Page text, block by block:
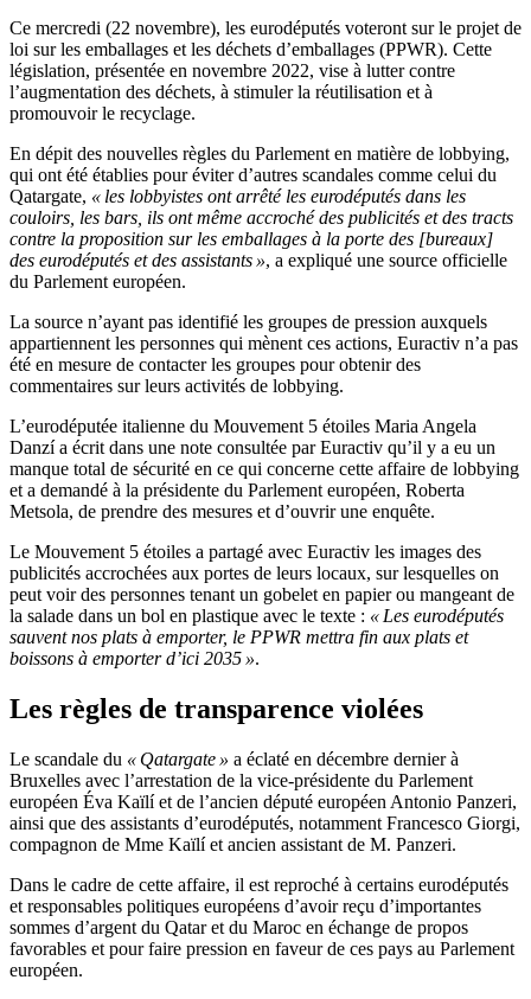
Ce mercredi (22 novembre), les eurodéputés voteront sur le projet de
loi sur les emballages et les déchets d’emballages (PPWR). Cette
législation, présentée en novembre 2022, vise à lutter contre
l’augmentation des déchets, à stimuler la réutilisation et à
promouvoir le recyclage.
En dépit des nouvelles règles du Parlement en matière de lobbying,
qui ont été établies pour éviter d’autres scandales comme celui du
Qatargate, « les lobbyistes ont arrêté les eurodéputés dans les
couloirs, les bars, ils ont même accroché des publicités et des tracts
contre la proposition sur les emballages à la porte des [bureaux]
des eurodéputés et des assistants », a expliqué une source officielle
du Parlement européen.
La source n’ayant pas identifié les groupes de pression auxquels
appartiennent les personnes qui mènent ces actions, Euractiv n’a pas
été en mesure de contacter les groupes pour obtenir des
commentaires sur leurs activités de lobbying.
L’eurodéputée italienne du Mouvement 5 étoiles Maria Angela
Danzí a écrit dans une note consultée par Euractiv qu’il y a eu un
manque total de sécurité en ce qui concerne cette affaire de lobbying
et a demandé à la présidente du Parlement européen, Roberta
Metsola, de prendre des mesures et d’ouvrir une enquête.
Le Mouvement 5 étoiles a partagé avec Euractiv les images des
publicités accrochées aux portes de leurs locaux, sur lesquelles on
peut voir des personnes tenant un gobelet en papier ou mangeant de
la salade dans un bol en plastique avec le texte : « Les eurodéputés
sauvent nos plats à emporter, le PPWR mettra fin aux plats et
boissons à emporter d’ici 2035 ».
Les règles de transparence violées
Le scandale du « Qatargate » a éclaté en décembre dernier à
Bruxelles avec l’arrestation de la vice-présidente du Parlement
européen Éva Kaïlí et de l’ancien député européen Antonio Panzeri,
ainsi que des assistants d’eurodéputés, notamment Francesco Giorgi,
compagnon de Mme Kaïlí et ancien assistant de M. Panzeri.
Dans le cadre de cette affaire, il est reproché à certains eurodéputés
et responsables politiques européens d’avoir reçu d’importantes
sommes d’argent du Qatar et du Maroc en échange de propos
favorables et pour faire pression en faveur de ces pays au Parlement
européen.